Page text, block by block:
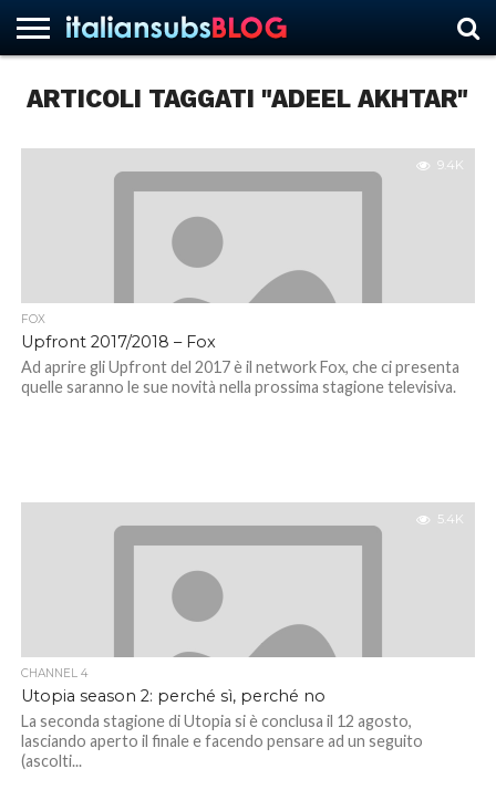
NEWS
ASCOLTI
RECENSIONI
INTERVISTE
CURIOSITÀ
CHI
CONTATTACI
FORUM
ITALIANSUBS
ARTICOLI TAGGATI "ADEEL AKHTAR"
9.4K
FOX
Upfront 2017/2018 – Fox
Ad aprire gli Upfront del 2017 è il network Fox, che ci presenta
quelle saranno le sue novità nella prossima stagione televisiva.
5.4K
CHANNEL 4
Utopia season 2: perché sì, perché no
La seconda stagione di Utopia si è conclusa il 12 agosto,
lasciando aperto il finale e facendo pensare ad un seguito
(ascolti...